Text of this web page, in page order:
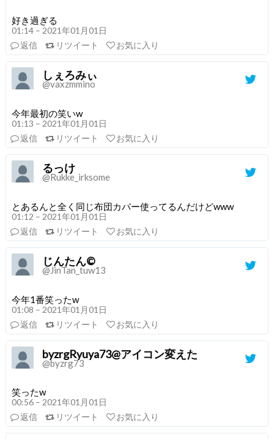
好き過ぎる
01:14 – 2021年01月01日
返信
リツイート お気に入り
しぇろみぃ
@vaxzmmino
今年最初の笑いw
01:13 – 2021年01月01日
返信
リツイート お気に入り
るっけ
@Rukke_irksome
とあるんと全く同じ布団カバー使ってるんだけどwww
01:12 – 2021年01月01日
返信
リツイート お気に入り
じんたん©️
@JinTan_tuw13
今年1番笑ったw
01:08 – 2021年01月01日
返信
リツイート お気に入り
byzrgRyuya73@アイコン変えた
@byzrg73
笑ったw
00:56 – 2021年01月01日
返信
リツイート お気に入り